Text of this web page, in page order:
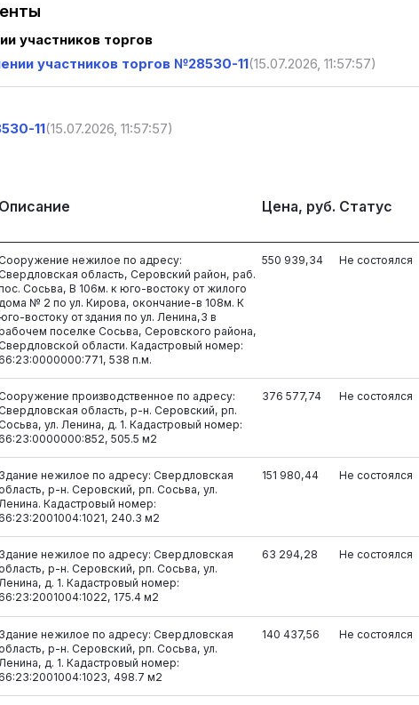
участников торгов
участников торгов №28530-11(15.07.2026, 11:57:57)
11(15.07.2026, 11:57:57)
Описание Цена, руб. Статус
Сооружение нежилое по адресу:
Свердловская область, Серовский район, раб.
Сосьва, В 106м. к юго-востоку от жилого
дома № 2 по ул. Кирова, окончание-в 108м. К
востоку от здания по ул. Ленина,3 в
поселке Сосьва, Серовского района,
Свердловской области. Кадастровый номер:
66:23:0000000:771, 538 п.м.
550 939,34 Не состоялся
Сооружение производственное по адресу:
Свердловская область, р-н. Серовский, рп.
Сосьва, ул. Ленина, д. 1. Кадастровый номер:
66:23:0000000:852, 505.5 м2
376 577,74 Не состоялся
Здание нежилое по адресу: Свердловская
область, р-н. Серовский, рп. Сосьва, ул.
Кадастровый номер:
66:23:2001004:1021, 240.3 м2
151 980,44 Не состоялся
Здание нежилое по адресу: Свердловская
область, р-н. Серовский, рп. Сосьва, ул.
д. 1. Кадастровый номер:
66:23:2001004:1022, 175.4 м2
63 294,28 Не состоялся
Здание нежилое по адресу: Свердловская
область, р-н. Серовский, рп. Сосьва, ул.
Ленина, д. 1. Кадастровый номер:
66:23:2001004:1023, 498.7 м2
140 437,56 Не состоялся